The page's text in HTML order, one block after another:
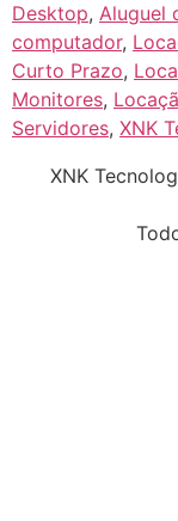
Desktop, Aluguel
computador,
Curto Prazo,
Monitores,
Servidores, XNK
XNK